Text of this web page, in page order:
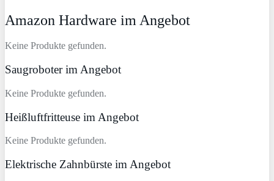
Amazon Hardware im Angebot
Keine Produkte gefunden.
Saugroboter im Angebot
Keine Produkte gefunden.
Heißluftfritteuse im Angebot
Keine Produkte gefunden.
Elektrische Zahnbürste im Angebot